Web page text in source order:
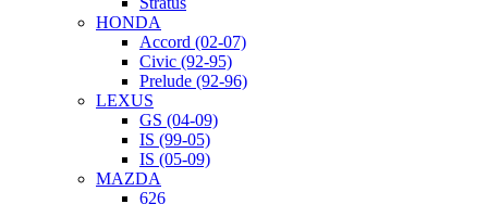
HONDA
Accord (02-07)
Civic (92-95)
Prelude (92-96)
LEXUS
GS (04-09)
IS (99-05)
IS (05-09)
MAZDA
626